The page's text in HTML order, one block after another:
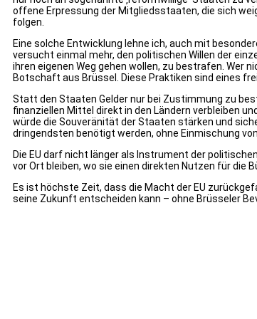
offene Erpressung der Mitgliedsstaaten, die sich
folgen.
Eine solche Entwicklung lehne ich, auch mit
versucht einmal mehr, den politischen Willen der
ihren eigenen Weg gehen wollen, zu bestrafen. Wer
Botschaft aus Brüssel. Diese Praktiken sind eines
Statt den Staaten Gelder nur bei Zustimmung zu
finanziellen Mittel direkt in den Ländern verbleiben
würde die Souveränität der Staaten stärken und
dringendsten benötigt werden, ohne Einmischung
Die EU darf nicht länger als Instrument der
vor Ort bleiben, wo sie einen direkten Nutzen für die
Es ist höchste Zeit, dass die Macht der EU
seine Zukunft entscheiden kann – ohne Brüsseler